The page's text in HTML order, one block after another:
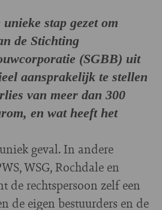
stap gezet om
de Stichting
(SGBB) uit
aansprakelijk te stellen
van meer dan 300
en wat heeft het
geval. In andere
WSG, Rochdale en
de rechtspersoon zelf een
de eigen bestuurders en de